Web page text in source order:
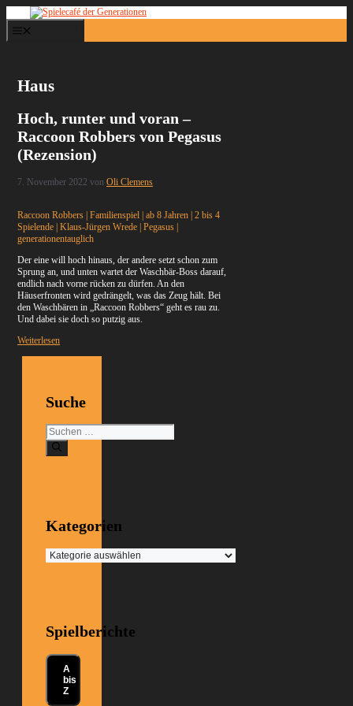
Inhalt
springen
Haus
Hoch, runter und voran –
Raccoon Robbers von Pegasus
(Rezension)
7. November 2022 vonOli Clemens
Raccoon Robbers | Familienspiel | ab 8 Jahren | 2 bis 4
Spielende | Klaus-Jürgen Wrede | Pegasus |
generationentauglich
Der eine will hoch hinaus, der andere setzt schon zum
Sprung an, und unten wartet der Waschbär-Boss darauf,
endlich nach vorne rücken zu dürfen. An den
Häuserfronten wird gedrängelt, was das Zeug hält. Bei
den Waschbären in „Raccoon Robbers“ geht es rau zu.
Und dabei sie doch so putzig aus.
Weiterlesen
Suche
Suchen
nach:
Kategorien
Kategorien
Spielberichte
A
bis
Z